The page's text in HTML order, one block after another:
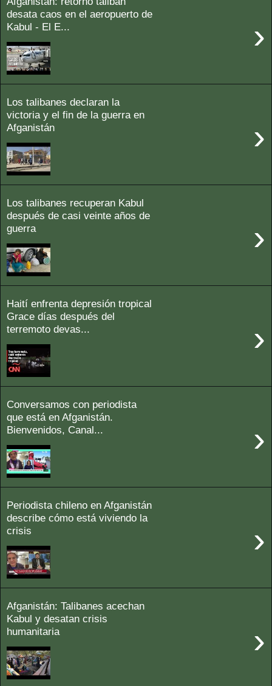
desata caos en el aeropuerto de
Kabul - El E...
›
Los talibanes declaran la
victoria y el fin de la guerra en
Afganistán
›
Los talibanes recuperan Kabul
después de casi veinte años de
guerra
›
Haití enfrenta depresión tropical
Grace días después del
terremoto devas...
›
Conversamos con periodista
que está en Afganistán.
Bienvenidos, Canal...
›
Periodista chileno en Afganistán
describe cómo está viviendo la
crisis
›
Afganistán: Talibanes acechan
Kabul y desatan crisis
humanitaria
›